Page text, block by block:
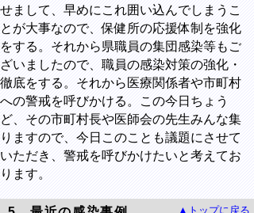
せまして、早めにこれ囲い込んでしまうこ
とが大事なので、保健所の応援体制を強化
をする。それから県職員の集団感染等もご
ざいましたので、職員の感染対策の強化・
徹底をする。それから医療関係者や市町村
への警戒を呼びかける。この今日ちょう
ど、その市町村長や医師会の先生みんな集
りますので、今日このことも議題にさせて
いただき、警戒を呼びかけたいと考えてお
ります。
▲トップに戻る